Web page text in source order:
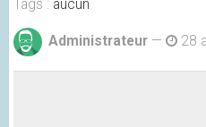
Tags : aucun
Administrateur — 28